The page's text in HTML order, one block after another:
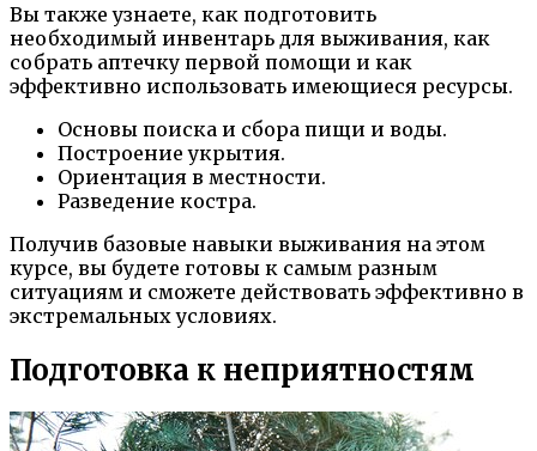
Вы также узнаете, как подготовить
необходимый инвентарь для выживания, как
собрать аптечку первой помощи и как
эффективно использовать имеющиеся ресурсы.
Основы поиска и сбора пищи и воды.
Построение укрытия.
Ориентация в местности.
Разведение костра.
Получив базовые навыки выживания на этом
курсе, вы будете готовы к самым разным
ситуациям и сможете действовать эффективно в
экстремальных условиях.
Подготовка к неприятностям